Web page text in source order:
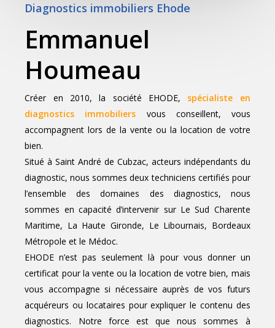
Diagnostics immobiliers Ehode
Emmanuel
Houmeau
Créer en 2010, la société EHODE, spécialiste en
diagnostics immobiliers
vous conseillent, vous
accompagnent lors de la vente ou la location de votre
bien.
Situé à Saint André de Cubzac, acteurs indépendants du
diagnostic, nous sommes deux techniciens certifiés pour
l’ensemble des domaines des diagnostics, nous
sommes en capacité d’intervenir sur Le Sud Charente
Maritime, La Haute Gironde, Le Libournais, Bordeaux
Métropole et le Médoc.
EHODE n’est pas seulement là pour vous donner un
certificat pour la vente ou la location de votre bien, mais
vous accompagne si nécessaire auprès de vos futurs
acquéreurs ou locataires pour expliquer le contenu des
diagnostics. Notre force est que nous sommes à